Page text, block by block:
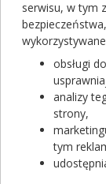
Pomimo
sprawiające
jest fibromialgia,
zaostrzeniami w
choroba i jakie
serwisu, w tym
obsługi
analizy
strony,
tym